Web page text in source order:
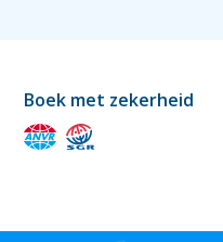
Boek met zekerheid